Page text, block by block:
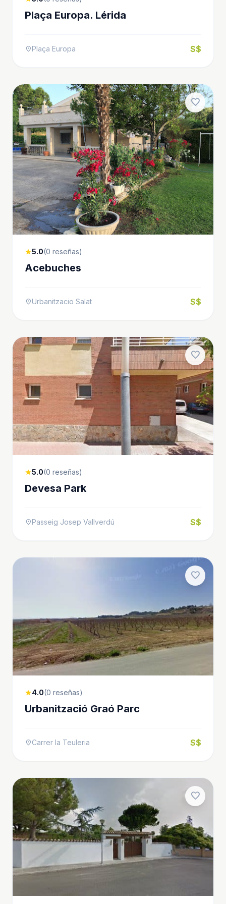
Plaça Europa. Lérida
location_onPlaça Europa $$
favorite
star5.0(0 reseñas)
Acebuches
location_onUrbanitzacio Salat $$
favorite
star5.0(0 reseñas)
Devesa Park
location_onPasseig Josep Vallverdú $$
favorite
star4.0(0 reseñas)
Urbanització Graó Parc
location_onCarrer la Teuleria $$
favorite